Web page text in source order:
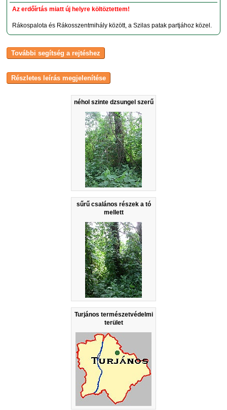
néhol szinte dzsungel szerű
sűrű csalános részek a tó
mellett
Turjános természetvédelmi
terület
Az erdőírtás miatt új helyre költöztettem!
Rákospalota és Rákosszentmihály között, a Szilas patak partjához közel.